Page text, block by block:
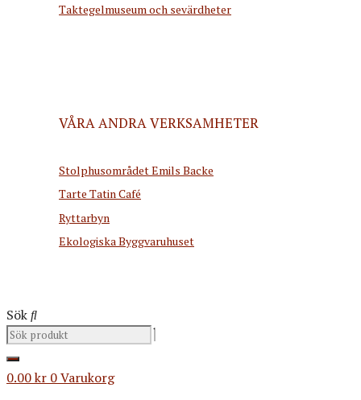
Taktegelmuseum och sevärdheter
VÅRA ANDRA VERKSAMHETER
Stolphusområdet Emils Backe
Tarte Tatin Café
Ryttarbyn
Ekologiska Byggvaruhuset
Sök
0.00kr 0Varukorg